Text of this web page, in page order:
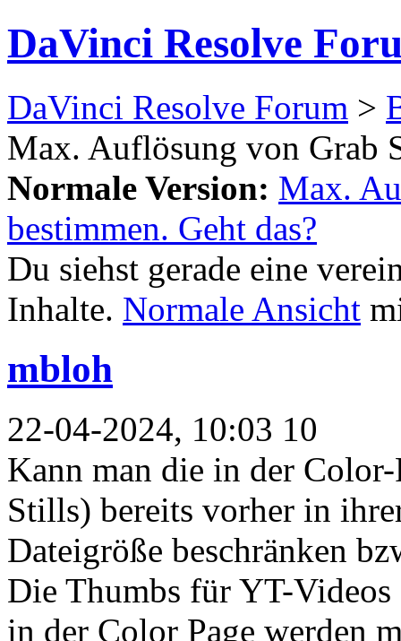
DaVinci Resolve
DaVinci Resolve Forum >
Max. Auflösung von Grab
Normale Version: Max.
bestimmen. Geht das?
Du siehst gerade eine
Inhalte. Normale Ansicht
mbloh
22-04-2024, 10:03 10
Kann man die in der
Stills) bereits vorher in
Dateigröße beschränken
Die Thumbs für YT-
in der Color Page werden